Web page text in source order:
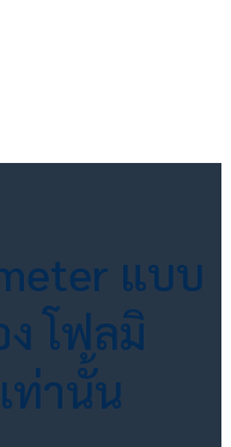
แบบ
โฟลมิ
ท่านั้น